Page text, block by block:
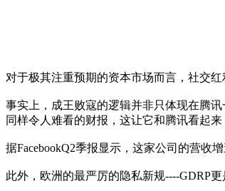
对于极其注重预期的资本市场而言，社交
事实上，成王败寇的逻辑并非只体现在腾
同样令人难看的财报，这让它和腾讯看起
据FacebookQ2季报显示，这家公司的营收
此外，欧洲的最严厉的隐私新规----GDRP